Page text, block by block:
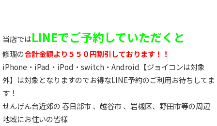
当店ではLINEでご予約していただくと
修理の合計金額より５５０円割引しております！！
iPhone・iPad・iPod・switch・Android【ジョイコンは対象
外】は対象となりますのでお得なLINE予約のご利用お待ちしてま
す！
せんげん台近郊の 春日部市 、越谷市 、岩槻区、野田市等の周辺
地域にお住いの皆様